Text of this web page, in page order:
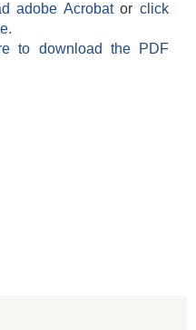
adobe Acrobatorclick
to download the PDF